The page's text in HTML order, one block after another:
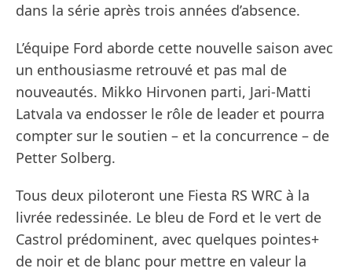
dans la série après trois années d’absence.
L’équipe Ford aborde cette nouvelle saison avec
un enthousiasme retrouvé et pas mal de
nouveautés. Mikko Hirvonen parti, Jari-Matti
Latvala va endosser le rôle de leader et pourra
compter sur le soutien – et la concurrence – de
Petter Solberg.
Tous deux piloteront une Fiesta RS WRC à la
livrée redessinée. Le bleu de Ford et le vert de
Castrol prédominent, avec quelques pointes+
de noir et de blanc pour mettre en valeur la